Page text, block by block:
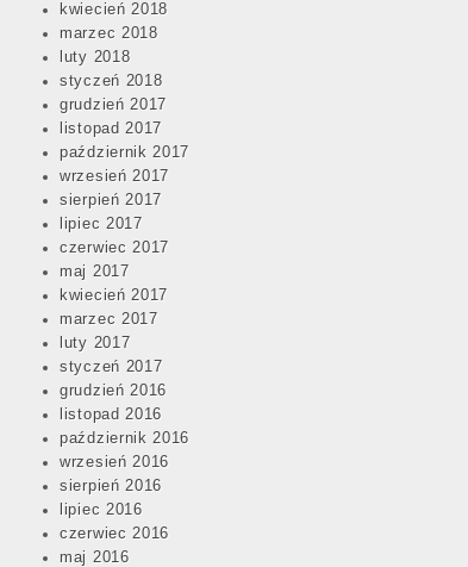
kwiecień 2018
marzec 2018
luty 2018
styczeń 2018
grudzień 2017
listopad 2017
październik 2017
wrzesień 2017
sierpień 2017
lipiec 2017
czerwiec 2017
maj 2017
kwiecień 2017
marzec 2017
luty 2017
styczeń 2017
grudzień 2016
listopad 2016
październik 2016
wrzesień 2016
sierpień 2016
lipiec 2016
czerwiec 2016
maj 2016